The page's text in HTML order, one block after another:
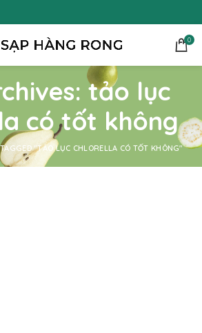
0
tảo lục
có tốt không
TAGGED "TẢO LỤC CHLORELLA CÓ TỐT KHÔNG"